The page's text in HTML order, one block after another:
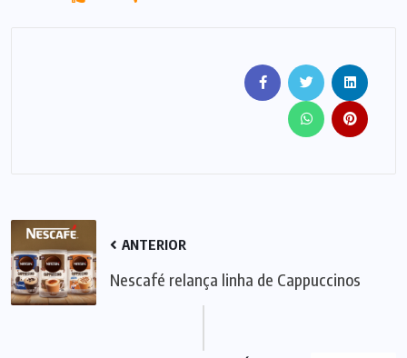
ANTERIOR
Nescafé relança linha de Cappuccinos